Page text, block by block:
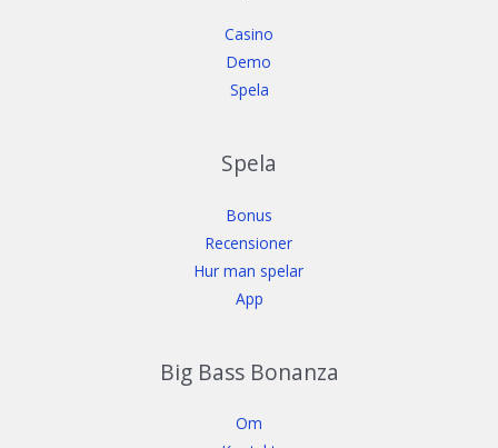
Casino
Demo
Spela
Spela
Bonus
Recensioner
Hur man spelar
App
Big Bass Bonanza
Om